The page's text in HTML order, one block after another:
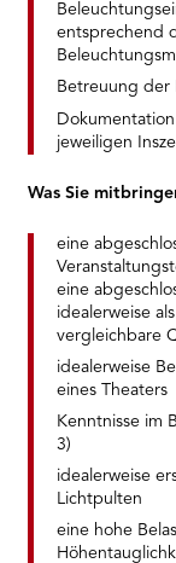
entsprechend
Betreuung der
jeweiligen
Was Sie
eine
eine
idealerweise
vergleichbare
idealerweise
eines Theaters
Kenntnisse im
3)
idealerweise
Lichtpulten
eine hohe